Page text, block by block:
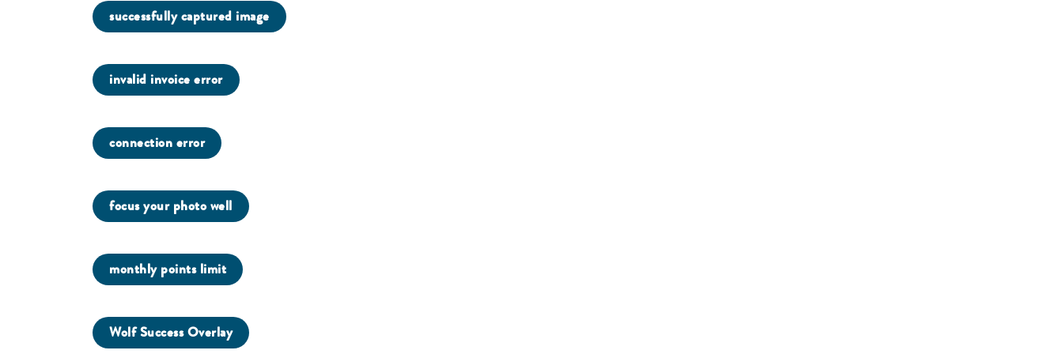
successfully captured image
invalid invoice error
connection error
focus your photo well
monthly points limit
Wolf Success Overlay